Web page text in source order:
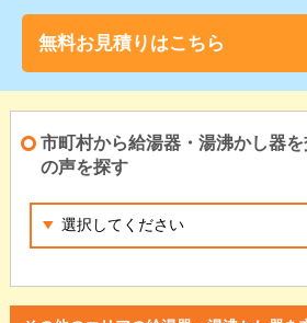
無料お見積りはこちら
市町村から給湯器・湯沸かし器
の声を探す